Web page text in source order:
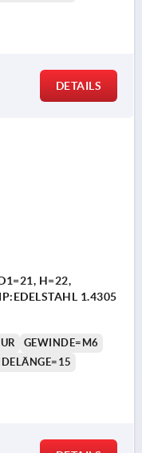
DETAILS
H=22,
1.4305
GEWINDE=M6